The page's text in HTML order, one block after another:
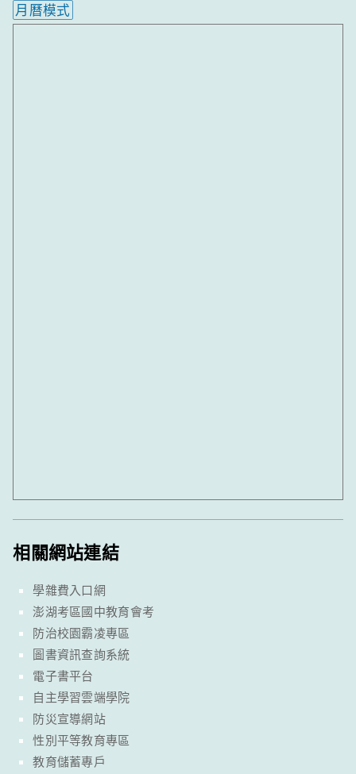
月曆模式
相關網站連結
學雜費入口網
澎湖考區國中教育會考
防治校園霸凌專區
圖書資訊查詢系統
電子書平台
自主學習雲端學院
防災宣導網站
性別平等教育專區
教育儲蓄專戶